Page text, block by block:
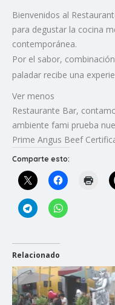
Bienvenidos al
para degustar la cocina
contemporánea.
Por el sabor,
paladar recibe una
Ver menos
Restaurante Bar,
ambiente fami prueba
Prime Angus Beef
Comparte esto:
Relacionado